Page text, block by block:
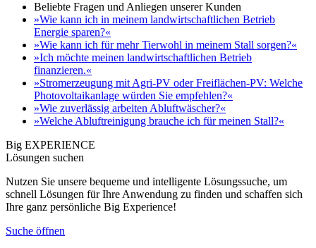
Beliebte Fragen und Anliegen unserer Kunden
»Wie kann ich in meinem landwirtschaftlichen Betrieb
Energie sparen?«
»Wie kann ich für mehr Tierwohl in meinem Stall sorgen?«
»Ich möchte meinen landwirtschaftlichen Betrieb
finanzieren.«
»Stromerzeugung mit Agri-PV oder Freiflächen-PV: Welche
Photovoltaikanlage würden Sie empfehlen?«
»Wie zuverlässig arbeiten Abluftwäscher?«
»Welche Abluftreinigung brauche ich für meinen Stall?«
Big EXPERIENCE
Lösungen suchen
Nutzen Sie unsere bequeme und intelligente Lösungssuche, um
schnell Lösungen für Ihre Anwendung zu finden und schaffen sich
Ihre ganz persönliche Big Experience!
Suche öffnen